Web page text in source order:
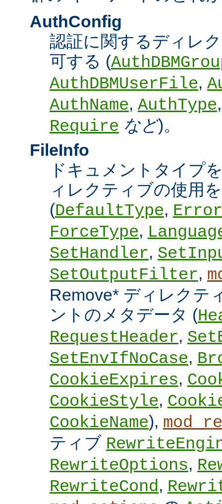
AuthConfig
認証に関するディレ
可する (
AuthDBMUserFile,
AuthName, AuthType
Require など)。
FileInfo
ドキュメントタイプ
ィレクティブの使用
(DefaultType,
ForceType,
SetHandler,
SetOutputFilter,
Remove* ディレクテ
ントのメタデータ (
RequestHeader,
SetEnvIfNoCase,
CookieExpires,
CookieStyle,
CookieName),
ティブ
RewriteOptions,
RewriteCond,